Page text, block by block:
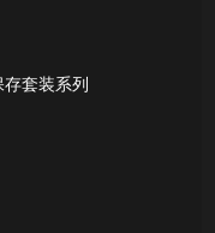
套装系列